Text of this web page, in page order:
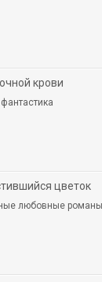
крови
цветок
любовные